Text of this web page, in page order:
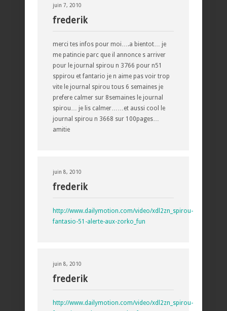
juin 7, 2010
frederik
merci tes infos pour moi….a bientot… je
me patincie parc que il annonce s arriver
pour le journal spirou n 3766 pour n51
sppirou et fantario je n aime pas voir trop
vite le journal spirou tous 6 semaines je
prefere calmer sur 8semaines le journal
spirou… je lis calmer……et aussi cool le
journal spirou n 3668 sur 100pages…
amitie
juin 8, 2010
frederik
http://www.dailymotion.com/video/xdl2zn_spirou-
fantasio-51-alerte-aux-zorko_fun
juin 8, 2010
frederik
http://www.dailymotion.com/video/xdl2zn_spirou-